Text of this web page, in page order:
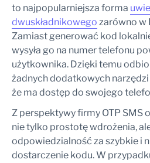
to najpopularniejsza forma
dwuskładnikowego zarówno w
Zamiast generować kod
wysyła go na numer telefonu
użytkownika. Dzięki temu
żadnych dodatkowych narzędzi
że ma dostęp do swojego
Z perspektywy firmy OTP SMS
nie tylko prostotę wdrożenia,
odpowiedzialność za szybkie i
dostarczenie kodu. W